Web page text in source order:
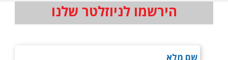
הירשמו לניוזלטר שלנו